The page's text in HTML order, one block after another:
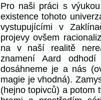
Pro naši práci s
existence tohoto
vystupujícími v
projevy ovšem
na v naší realitě
znamení Aard
dosáhneme je a nás
magie je vhodná).
(hejno topivců) a potom